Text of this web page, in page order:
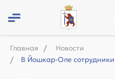
Главная
Новости